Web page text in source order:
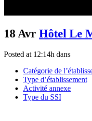
18 Avr Hôtel Le
Posted at 12:14h dans
Catégorie de
Type d’établissement
Activité annexe
Type du SSI